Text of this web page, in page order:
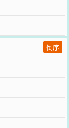
倒序